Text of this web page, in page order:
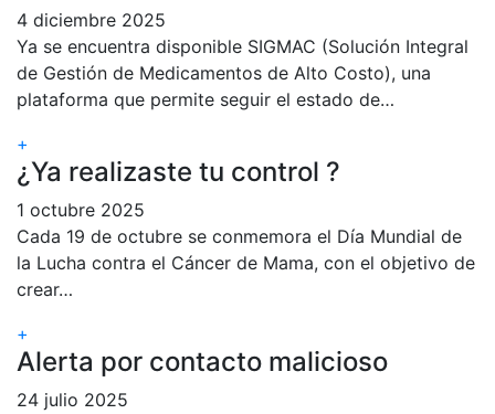
4 diciembre 2025
Ya se encuentra disponible SIGMAC (Solución Integral
de Gestión de Medicamentos de Alto Costo), una
plataforma que permite seguir el estado de…
+
¿Ya realizaste tu control ?
1 octubre 2025
Cada 19 de octubre se conmemora el Día Mundial de
la Lucha contra el Cáncer de Mama, con el objetivo de
crear…
+
Alerta por contacto malicioso
24 julio 2025